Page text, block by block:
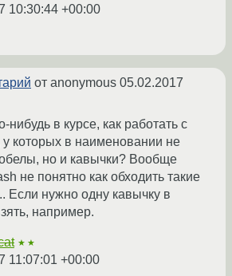
10:30:44 +00:00
от anonymous 05.02.2017
нибудь в курсе, как работать с
которых в наименовании не
но и кавычки? Вообще
не понятно как обходить такие
Если нужно одну кавычку в
например.
★★
11:07:01 +00:00